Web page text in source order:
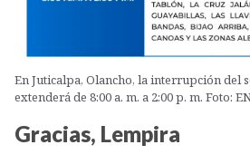
En Juticalpa, Olancho, la interrupción del
extenderá de 8:00 a. m. a 2:00 p. m. Foto:
Gracias, Lempira